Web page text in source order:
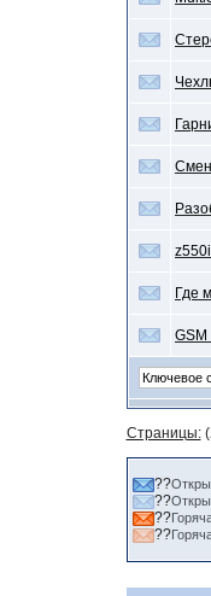
Где
GSM
Страницы:
??
??
??
??